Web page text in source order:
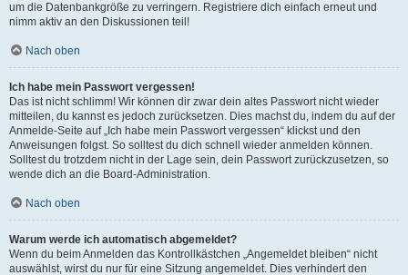
um die Datenbankgröße zu verringern. Registriere dich einfach erneut und
nimm aktiv an den Diskussionen teil!
Nach oben
Ich habe mein Passwort vergessen!
Das ist nicht schlimm! Wir können dir zwar dein altes Passwort nicht wieder
mitteilen, du kannst es jedoch zurücksetzen. Dies machst du, indem du auf der
Anmelde-Seite auf „Ich habe mein Passwort vergessen“ klickst und den
Anweisungen folgst. So solltest du dich schnell wieder anmelden können.
Solltest du trotzdem nicht in der Lage sein, dein Passwort zurückzusetzen, so
wende dich an die Board-Administration.
Nach oben
Warum werde ich automatisch abgemeldet?
Wenn du beim Anmelden das Kontrollkästchen „Angemeldet bleiben“ nicht
auswählst, wirst du nur für eine Sitzung angemeldet. Dies verhindert den